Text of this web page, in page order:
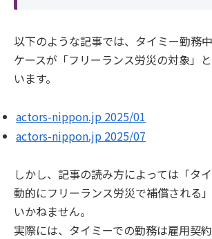
以下のような記事では、タイミー勤務
ケースが「フリーランス労災の対象」
います。
actors-nippon.jp 2025/01
actors-nippon.jp 2025/07
しかし、記事の読み方によっては「タ
動的にフリーランス労災で補償される
いかねません。
実際には、タイミーでの勤務は雇用契約